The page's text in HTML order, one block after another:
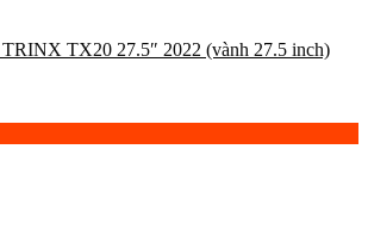
TX20 27.5″ 2022 (vành 27.5 inch)